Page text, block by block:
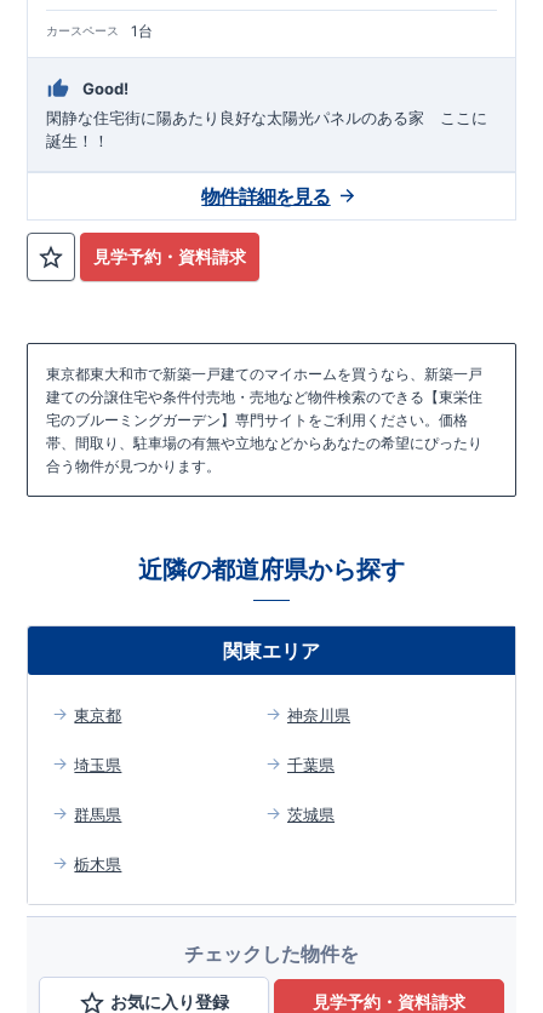
カースペース 1台
Good!
閑静な住宅街に陽あたり良好な太陽光パネルのある家 ここに
誕生！！
見学予約・資料請求
物件詳細を見る
東京都東大和市で新築一戸建てのマイホームを買うなら、新築一戸
建ての分譲住宅や条件付売地・売地など物件検索のできる【東栄住
宅のブルーミングガーデン】専門サイトをご利用ください。価格
帯、間取り、駐車場の有無や立地などからあなたの希望にぴったり
合う物件が見つかります。
近隣の都道府県から探す
関東エリア
東京都 神奈川県
埼玉県 千葉県
群馬県 茨城県
栃木県
チェックした物件を
お気に入り登録 見学予約・資料請求